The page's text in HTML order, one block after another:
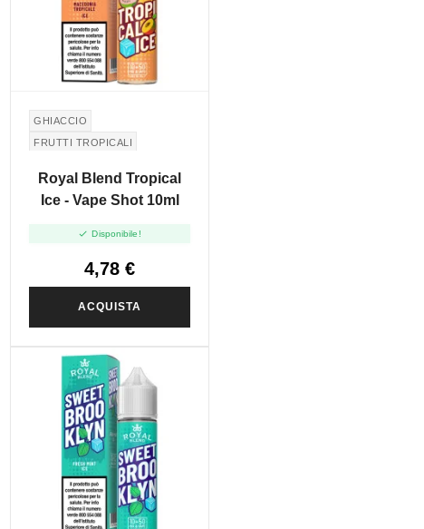
GHIACCIO
FRUTTI TROPICALI
Royal Blend Tropical
Ice - Vape Shot 10ml
 Disponibile!
4,78 €
ACQUISTA